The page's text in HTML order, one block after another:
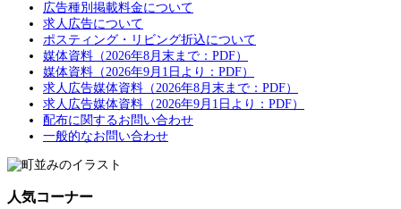
広告種別掲載料金について
求人広告について
ポスティング・リビング折込について
媒体資料（2026年8月末まで：PDF）
媒体資料（2026年9月1日より：PDF）
求人広告媒体資料（2026年8月末まで：PDF）
求人広告媒体資料（2026年9月1日より：PDF）
配布に関するお問い合わせ
一般的なお問い合わせ
人気コーナー